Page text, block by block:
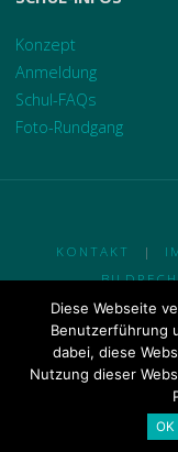
Konzept
Anmeldung
Schul-FAQs
Foto-Rundgang
KONTAKT |
© 2018
Diese Webseite
Benutzerführung
dabei, diese
Nutzung dieser
OK